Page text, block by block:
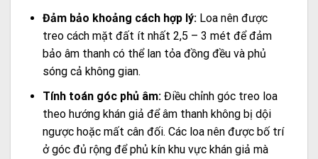
Đảm bảo khoảng cách hợp lý:Loa nên được
treo cách mặt đất ít nhất 2,5 – 3 mét để đảm
bảo âm thanh có thể lan tỏa đồng đều và phủ
sóng cả không gian.
Tính toán góc phủ âm:Điều chỉnh góc treo loa
theo hướng khán giả để âm thanh không bị dội
ngược hoặc mất cân đối. Các loa nên được bố trí
ở góc đủ rộng để phủ kín khu vực khán giả mà